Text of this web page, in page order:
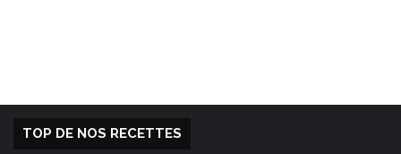
TOP DE NOS RECETTES